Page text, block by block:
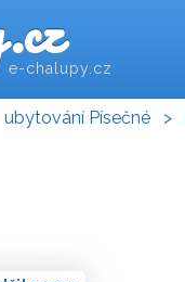
chalupy.cz
ubytování Písečné >